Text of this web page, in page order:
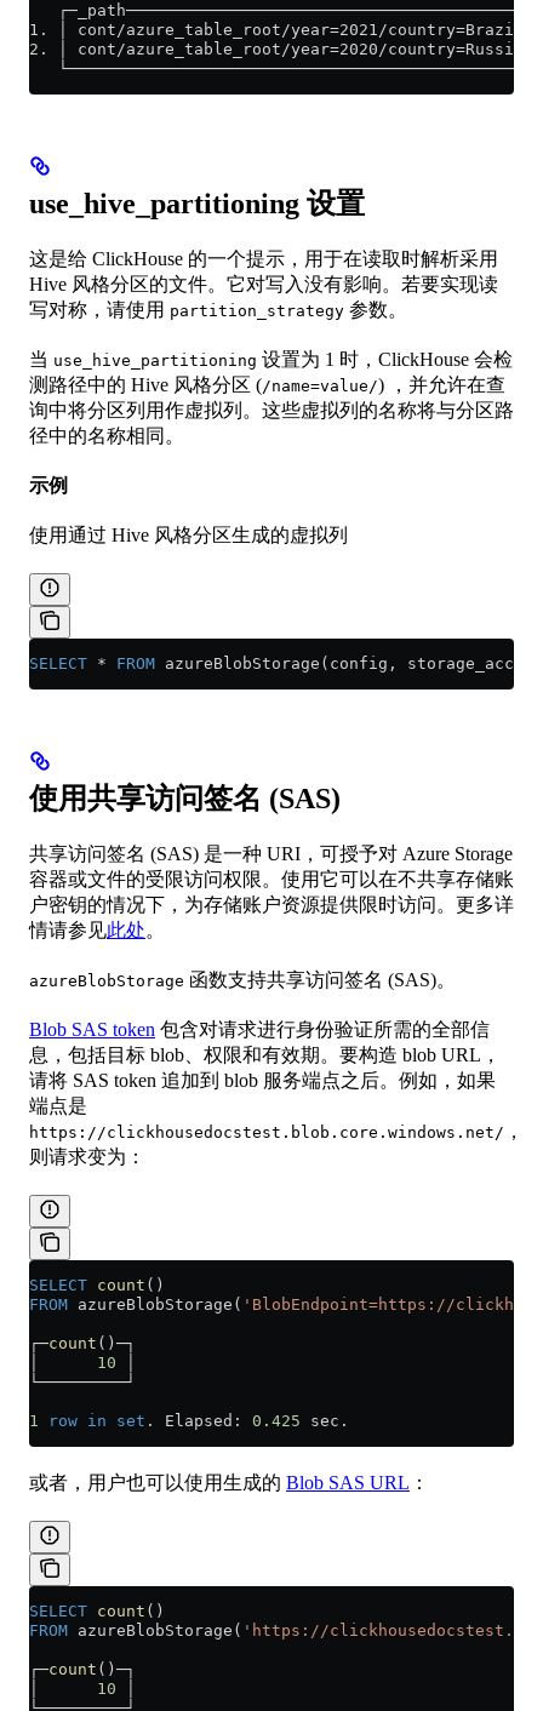
1. │ cont/azure_table_root/year=2021/country=Brazil/
2. │ cont/azure_table_root/year=2020/country=Russia/
use_hive_partitioning 设置
这是给 ClickHouse 的一个提示，用于在读取时解析采用
Hive 风格分区的文件。它对写入没有影响。若要实现读
写对称，请使用 partition_strategy 参数。
当 use_hive_partitioning 设置为 1 时，ClickHouse 会检
测路径中的 Hive 风格分区 (/name=value/) ，并允许在查
询中将分区列用作虚拟列。这些虚拟列的名称将与分区路
径中的名称相同。
示例
使用通过 Hive 风格分区生成的虚拟列
SELECT * FROM azureBlobStorage(config,
使用共享访问签名 (SAS)
共享访问签名 (SAS) 是一种 URI，可授予对 Azure Storage
容器或文件的受限访问权限。使用它可以在不共享存储账
户密钥的情况下，为存储账户资源提供限时访问。更多详
情请参见此处。
azureBlobStorage 函数支持共享访问签名 (SAS)。
Blob SAS token 包含对请求进行身份验证所需的全部信
息，包括目标 blob、权限和有效期。要构造 blob URL，
请将 SAS token 追加到 blob 服务端点之后。例如，如果
端点是
https://clickhousedocstest.blob.core.windows.net/ ，
则请求变为：
SELECT count ()
FROM azureBlobStorage( 'BlobEndpoint=https://
┌─count ()─┐
10
└─────────┘
1 row in set . Elapsed: 0 . 425 sec.
或者，用户也可以使用生成的 Blob SAS URL ：
SELECT count ()
FROM azureBlobStorage( 'https://
┌─count ()─┐
10